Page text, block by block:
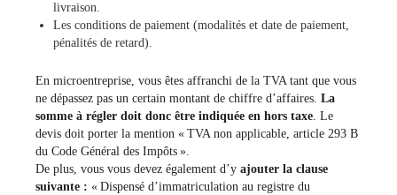
livraison.
Les conditions de paiement (modalités et date de paiement,
pénalités de retard).
En microentreprise, vous êtes affranchi de la TVA tant que vous
ne dépassez pas un certain montant de chiffre d’affaires. La
somme à régler doit donc être indiquée en hors taxe. Le
devis doit porter la mention « TVA non applicable, article 293 B
du Code Général des Impôts ».
De plus, vous vous devez également d’y ajouter la clause
suivante : « Dispensé d’immatriculation au registre du